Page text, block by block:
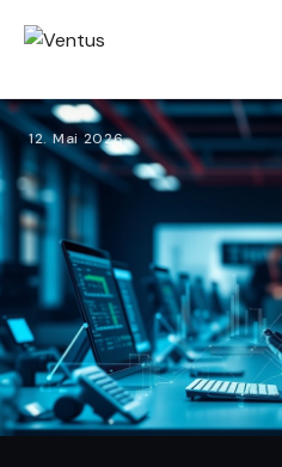
12. Mai 2026